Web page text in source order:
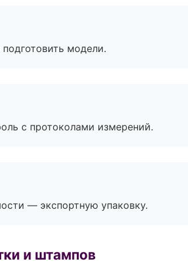
модели.
с протоколами измерений.
— экспортную упаковку.
и штампов